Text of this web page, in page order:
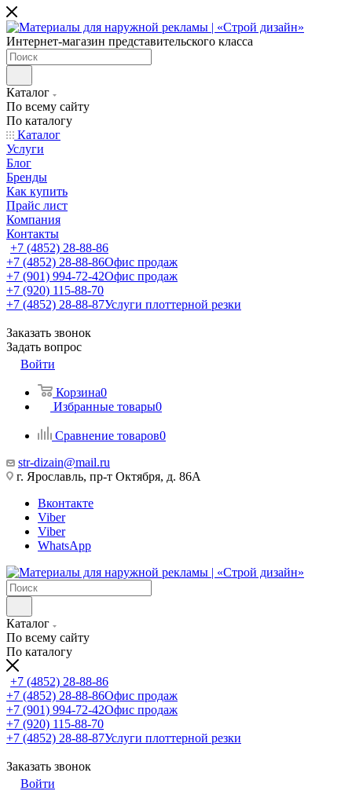
Интернет-магазин представительского класса
Каталог
По всему сайту
По каталогу
Каталог
Услуги
Блог
Бренды
Как купить
Прайс лист
Компания
Контакты
+7 (4852) 28-88-86
+7 (4852) 28-88-86Офис продаж
+7 (901) 994-72-42Офис продаж
+7 (920) 115-88-70
+7 (4852) 28-88-87Услуги плоттерной резки
Заказать звонок
Задать вопрос
Войти
Корзина0
Избранные товары0
Сравнение товаров0
str-dizain@mail.ru
г. Ярославль, пр-т Октября, д. 86А
Вконтакте
Viber
Viber
WhatsApp
Каталог
По всему сайту
По каталогу
+7 (4852) 28-88-86
+7 (4852) 28-88-86Офис продаж
+7 (901) 994-72-42Офис продаж
+7 (920) 115-88-70
+7 (4852) 28-88-87Услуги плоттерной резки
Заказать звонок
Войти